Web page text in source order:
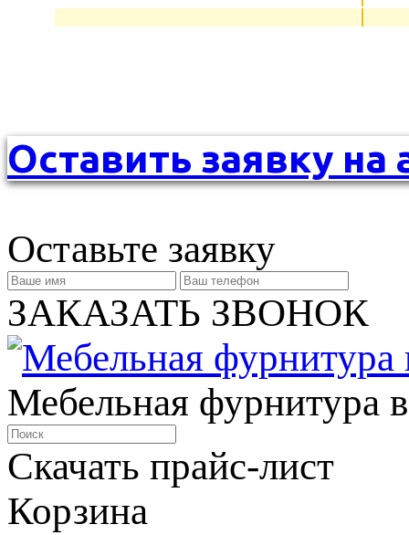
Оставить заявку на
Оставьте заявку
ЗАКАЗАТЬ ЗВОНОК
Мебельная фурнитура
Скачать прайс-лист
Корзина